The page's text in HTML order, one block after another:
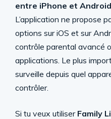
entre iPhone et Android
L’application ne propose
options sur iOS et sur
contrôle parental avancé
applications. Le plus
surveille depuis quel
contrôler.
Si tu veux utiliser Family